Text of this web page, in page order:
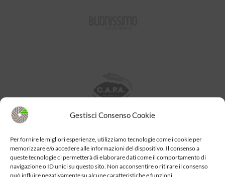
Gestisci Consenso Cookie
Per fornire le migliori esperienze, utilizziamo tecnologie come i cookie per
memorizzare e/o accedere alle informazioni del dispositivo. Il consenso a
queste tecnologie ci permetterà di elaborare dati come il comportamento di
navigazione o ID unici su questo sito. Non acconsentire o ritirare il consenso
può influire negativamente su alcune caratteristiche e funzioni.